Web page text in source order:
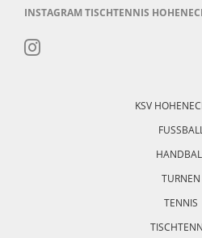
INSTAGRAM TISCHTENNIS
KSV
TURNEN
TENNIS